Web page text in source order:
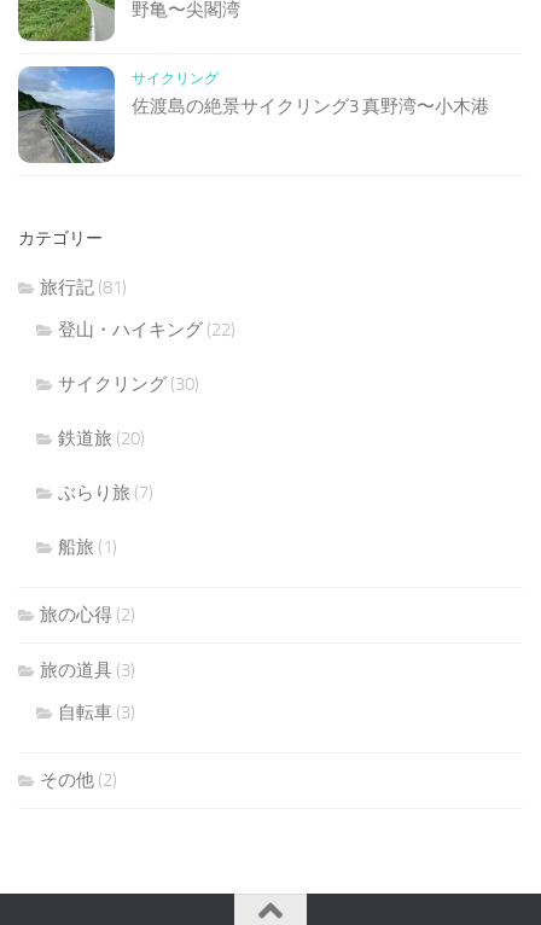
野亀〜尖閣湾
サイクリング
佐渡島の絶景サイクリング3 真野湾〜小木港
カテゴリー
旅行記 (81)
登山・ハイキング (22)
サイクリング (30)
鉄道旅 (20)
ぶらり旅 (7)
船旅 (1)
旅の心得 (2)
旅の道具 (3)
自転車 (3)
その他 (2)